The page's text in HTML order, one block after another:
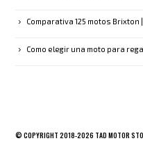
Comparativa 125 motos Brixton
Como elegir una moto para
© COPYRIGHT 2018-2026 TAD MOTOR